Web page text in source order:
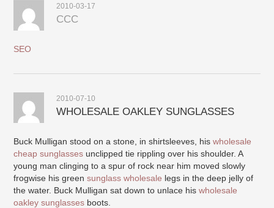
2010-03-17
CCC
SEO
2010-07-10
WHOLESALE OAKLEY SUNGLASSES
Buck Mulligan stood on a stone, in shirtsleeves, hiswholesale
cheap sunglasses unclipped tie rippling over his shoulder. A
young man clinging to a spur of rock near him moved slowly
frogwise his greensunglass wholesale legs in the deep jelly of
the water. Buck Mulligan sat down to unlace hiswholesale
oakley sunglasses boots.